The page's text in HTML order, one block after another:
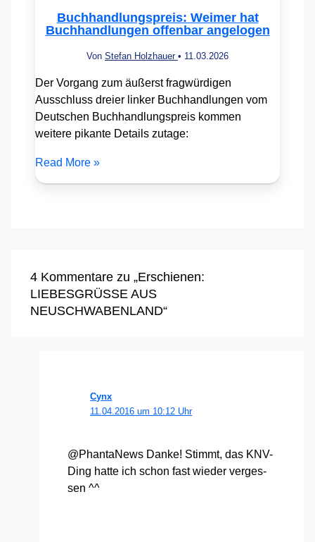
Buchhandlungspreis: Weimer hat
Buchhandlungen offenbar angelogen
Von Stefan Holzhauer • 11.03.2026
Der Vorgang zum äußerst fragwürdigen
Ausschluss dreier linker Buchhandlungen vom
Deutschen Buchhandlungspreis kommen
weitere pikante Details zutage:
Read More »
4 Kommentare zu „Erschienen:
LIEBESGRÜSSE AUS
NEUSCHWABENLAND“
Cynx
11.04.2016 um 10:12 Uhr
@PhantaNews Dan­ke! Stimmt, das KNV-
Ding hat­te ich schon fast wie­der ver­ges­
sen ^^